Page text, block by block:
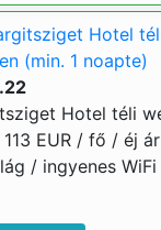
Hotel
(min. 1 noapte)
Hotel téli
113 EUR / fő / éj
/ ingyenes